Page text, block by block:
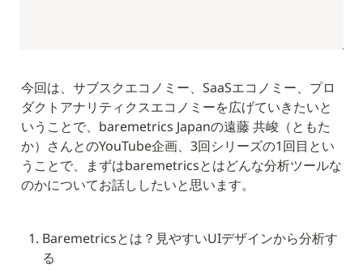
今回は、サブスクエコノミー、SaaSエコノミー、プロ
ダクトアナリティクスエコノミーを広げていきたいと
いうことで、baremetrics Japanの遠藤 共峻（ともた
か）さんとのYouTube企画、3回シリーズの1回目とい
うことで、まずはbaremetricsとはどんな分析ツールな
のかについてお話ししたいと思います。
Baremetricsとは？見やすいUIデザインから分析す
る